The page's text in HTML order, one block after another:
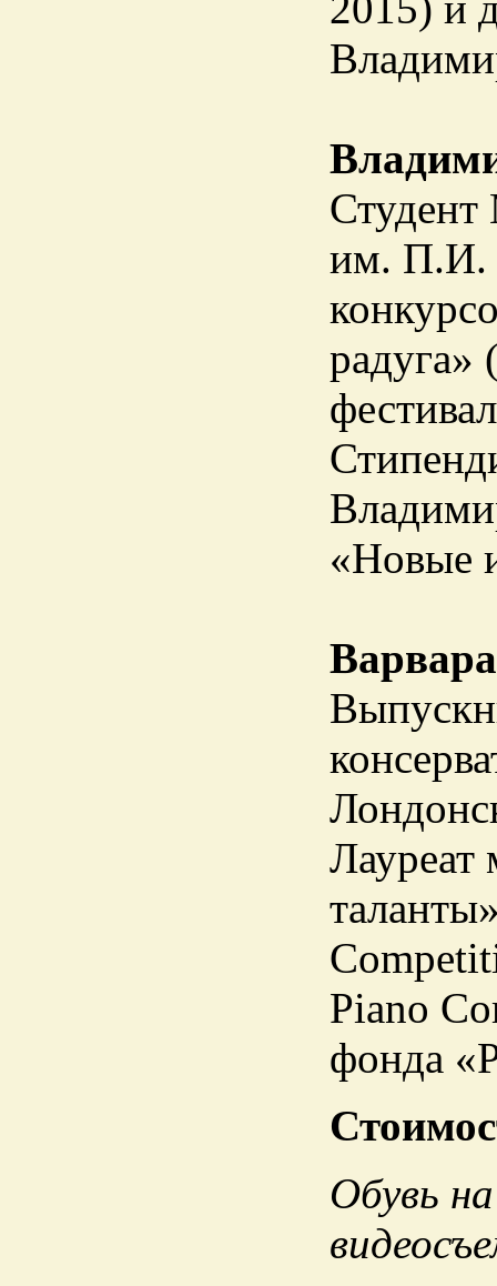
Студент
им. П.И.
радуга»
«Новые
Piano
фонда
Обувь